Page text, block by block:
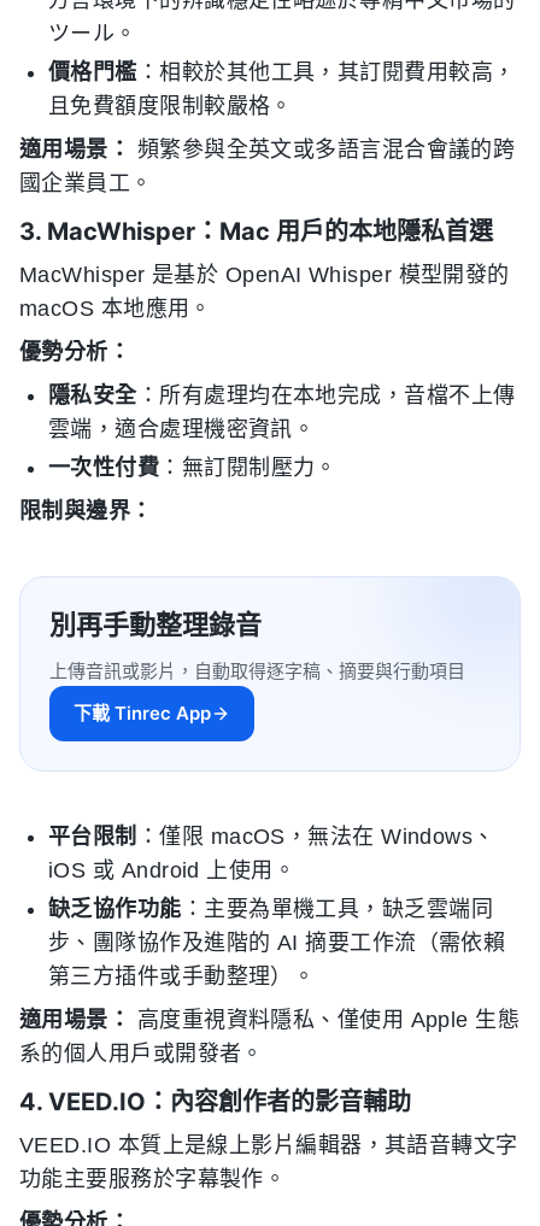
ツール。
價格門檻 ：相較於其他工具，其訂閱費用較高，
且免費額度限制較嚴格。
適用場景：
頻繁參與全英文或多語言混合會議的跨
國企業員工。
3. MacWhisper：Mac 用戶的本地隱私首選
MacWhisper 是基於 OpenAI Whisper 模型開發的
macOS 本地應用。
優勢分析：
隱私安全：所有處理均在本地完成，音檔不上傳
雲端，適合處理機密資訊。
一次性付費 ：無訂閱制壓力。
限制與邊界：
別再手動整理錄音
上傳音訊或影片，自動取得逐字稿、摘要與行動項目
下載 Tinrec App
平台限制 ：僅限 macOS，無法在 Windows、
iOS 或 Android 上使用。
缺乏協作功能 ：主要為單機工具，缺乏雲端同
步、團隊協作及進階的 AI 摘要工作流（需依賴
第三方插件或手動整理）。
適用場景：
高度重視資料隱私、僅使用 Apple 生態
系的個人用戶或開發者。
4. VEED.IO：內容創作者的影音輔助
VEED.IO 本質上是線上影片編輯器，其語音轉文字
功能主要服務於字幕製作。